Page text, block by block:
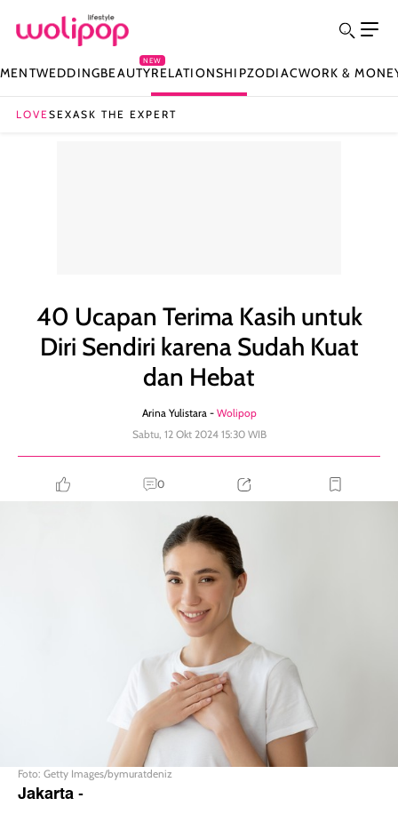
WEDDINGBEAUTY
NEW
RELATIONSHIPZODIACWORK &
LOVESEXASK THE EXPERT
40 Ucapan Terima Kasih untuk
Diri Sendiri karena Sudah Kuat
dan Hebat
Arina Yulistara - Wolipop
Sabtu, 12 Okt 2024 15:30 WIB
0
Foto: Getty Images/bymuratdeniz
Jakarta-